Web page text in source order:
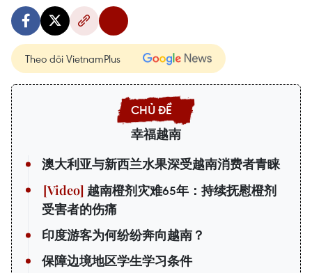
Theo dõi VietnamPlus
幸福越南
澳大利亚与新西兰水果深受越南消费者青睐
越南橙剂灾难65年：持续抚慰橙剂
受害者的伤痛
印度游客为何纷纷奔向越南？
保障边境地区学生学习条件